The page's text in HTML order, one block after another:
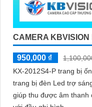
CAMERA KBVISION
950,000 ₫
KX-2012S4-P trang bị
trang bị đèn Led trợ
giúp thu được âm thanh